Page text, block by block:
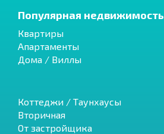
Популярная недвижимость
Квартиры
Апартаменты
Дома / Виллы
Коттеджи / Таунхаусы
Вторичная
От застройщика